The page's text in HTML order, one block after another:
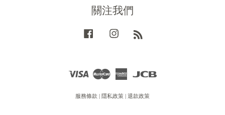
關注我們
Facebook Instagram
Visa
American
服務條款 | 隱私政策 | 退款政策